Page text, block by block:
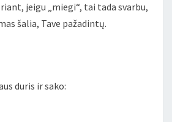
jeigu „miegi“, tai tada svarbu,
šalia, Tave pažadintų.
duris ir sako: